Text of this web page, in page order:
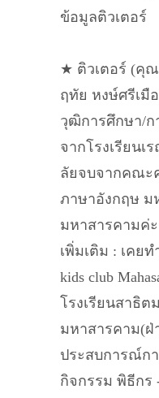
ข้อมูลติวเตอร์
★ ติวเตอร์ (คุ
ฤทัย หงษ์ศรีเมื
วุฒิการศึกษา/ก
จากโรงเรียน
ลัยจบจากคณะ
ภาษาอังกฤษ ม
มหาสารคามค่ะ
เพิ่มเติม : เคย
kids club
โรงเรียนสาธิต
มหาสารคาม(ฝ่
ประสบการณ์ก
กิจกรรม พิธีกร